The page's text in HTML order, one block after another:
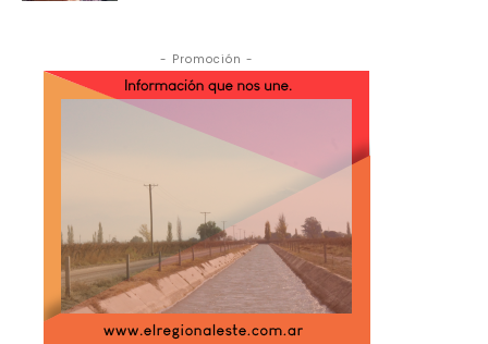
- Promoción -